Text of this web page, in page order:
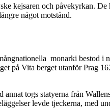
kejsaren och påvekyrkan. De
något motstånd.
monarki bestod i
på Vita berget utanför Prag
togs statyerna från
levde tjeckerna, med